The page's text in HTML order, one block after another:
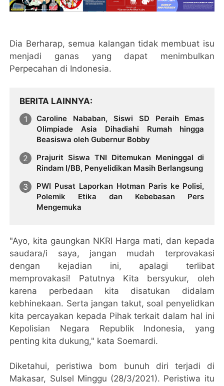
Dia Berharap, semua kalangan tidak membuat isu
menjadi ganas yang dapat menimbulkan
Perpecahan di Indonesia.
BERITA LAINNYA
Caroline Nababan, Siswi SD Peraih Emas
Olimpiade Asia Dihadiahi Rumah hingga
Beasiswa oleh Gubernur Bobby
Prajurit Siswa TNI Ditemukan Meninggal di
Rindam I/BB, Penyelidikan Masih Berlangsung
PWI Pusat Laporkan Hotman Paris ke Polisi,
Polemik Etika dan Kebebasan Pers
Mengemuka
"Ayo, kita gaungkan NKRI Harga mati, dan kepada
saudara/i saya, jangan mudah terprovakasi
dengan kejadian ini, apalagi terlibat
memprovakasi! Patutnya Kita bersyukur, oleh
karena perbedaan kita disatukan didalam
kebhinekaan. Serta jangan takut, soal penyelidkan
kita percayakan kepada Pihak terkait dalam hal ini
Kepolisian Negara Republik Indonesia, yang
penting kita dukung," kata Soemardi.
Diketahui, peristiwa bom bunuh diri terjadi di
Makasar, Sulsel Minggu (28/3/2021). Peristiwa itu